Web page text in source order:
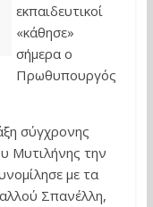
εκπαιδευτικοί
«κάθησε»
σήμερα ο
Πρωθυπουργός
σύγχρονης
Μυτιλήνης την
με τα
Σπανέλλη,